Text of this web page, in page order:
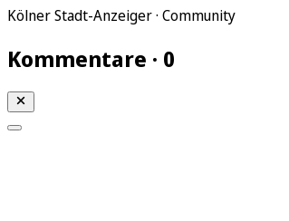
Kölner Stadt-Anzeiger · Community
Kommentare · 0